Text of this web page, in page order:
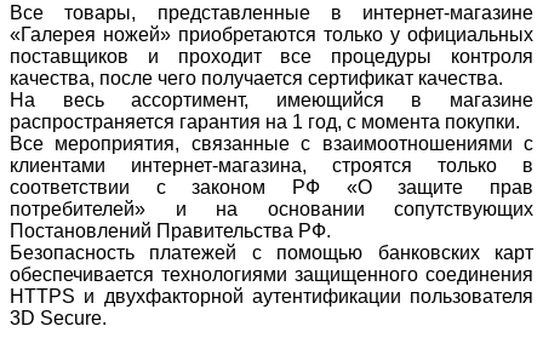
Все товары, представленные в интернет-магазине
«Галерея ножей» приобретаются только у официальных
поставщиков и проходит все процедуры контроля
качества, после чего получается сертификат качества.
На весь ассортимент, имеющийся в магазине
распространяется гарантия на 1 год, с момента покупки.
Все мероприятия, связанные с взаимоотношениями с
клиентами интернет-магазина, строятся только в
соответствии с законом РФ «О защите прав
потребителей» и на основании сопутствующих
Постановлений Правительства РФ.
Безопасность платежей с помощью банковских карт
обеспечивается технологиями защищенного соединения
HTTPS и двухфакторной аутентификации пользователя
3D Secure.